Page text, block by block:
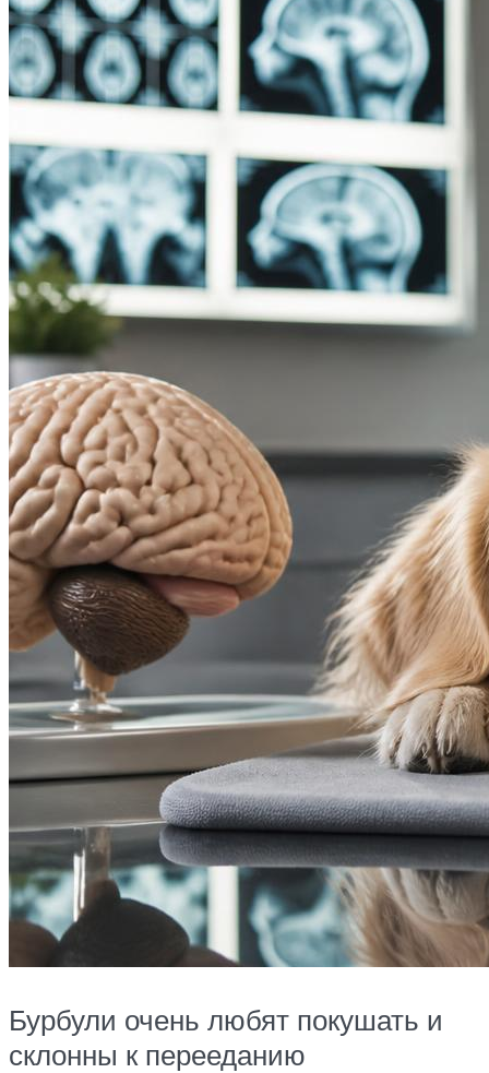
Бурбули очень любят покушать и
склонны к перееданию